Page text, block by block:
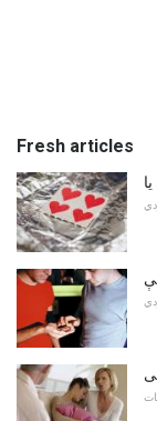
Fresh articles